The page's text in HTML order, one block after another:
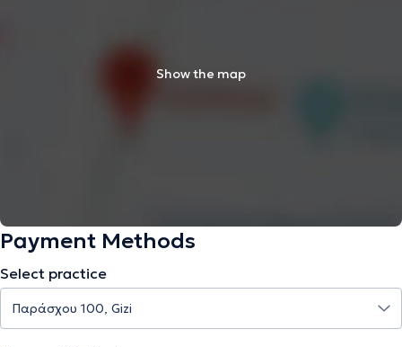
Show the map
Payment Methods
Select practice